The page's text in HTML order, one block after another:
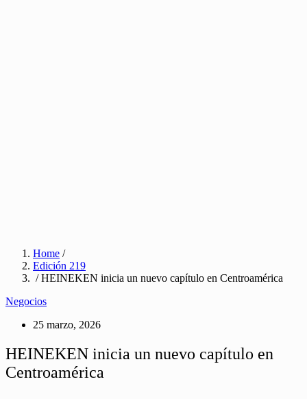
Home /
Edición 219
/ HEINEKEN inicia un nuevo capítulo en Centroamérica
Negocios
25 marzo, 2026
HEINEKEN inicia un nuevo capítulo en
Centroamérica